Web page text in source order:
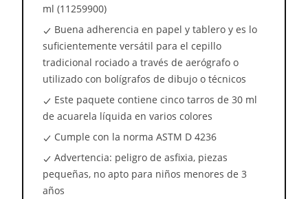
ml (11259900)
Buena adherencia en papel y tablero y es lo
suficientemente versátil para el cepillo
tradicional rociado a través de aerógrafo o
utilizado con bolígrafos de dibujo o técnicos
Este paquete contiene cinco tarros de 30 ml
de acuarela líquida en varios colores
Cumple con la norma ASTM D 4236
Advertencia: peligro de asfixia, piezas
pequeñas, no apto para niños menores de 3
años